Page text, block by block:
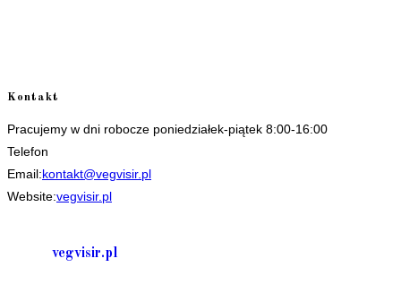
Kontakt
Pracujemy w dni robocze poniedziałek-piątek 8:00-16:00
Telefon
Email:kontakt@vegvisir.plOpens
Website:vegvisir.pl
vegvisir.pl